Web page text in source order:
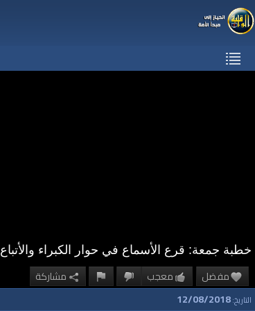
خطبة جمعة: قرع الأسماع في حوار الكبراء والأتباع
مفضل معجب مشاركة
التاريخ:12/08/2018